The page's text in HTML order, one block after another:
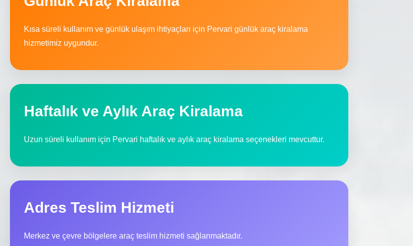
Kısa süreli kullanım ve günlük ulaşım ihtiyaçları için Pervari günlük araç kiralama
hizmetimiz uygundur.
Haftalık ve Aylık Araç Kiralama
Uzun süreli kullanım için Pervari haftalık ve aylık araç kiralama seçenekleri mevcuttur.
Adres Teslim Hizmeti
Merkez ve çevre bölgelere araç teslim hizmeti sağlanmaktadır.